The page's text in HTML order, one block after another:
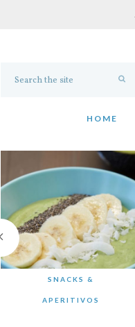
HOME
SNACKS &
APERITIVOS